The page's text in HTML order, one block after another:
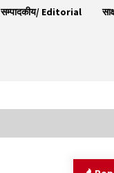
सम्पादकीय/ Editorial